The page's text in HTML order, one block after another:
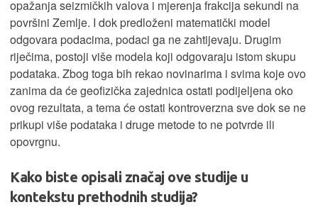
opažanja seizmičkih valova i mjerenja frakcija sekundi na
površini Zemlje. I dok predloženi matematički model
odgovara podacima, podaci ga ne zahtijevaju. Drugim
riječima, postoji više modela koji odgovaraju istom skupu
podataka. Zbog toga bih rekao novinarima i svima koje ovo
zanima da će geofizička zajednica ostati podijeljena oko
ovog rezultata, a tema će ostati kontroverzna sve dok se ne
prikupi više podataka i druge metode to ne potvrde ili
opovrgnu.
Kako biste opisali značaj ove studije u
kontekstu prethodnih studija?